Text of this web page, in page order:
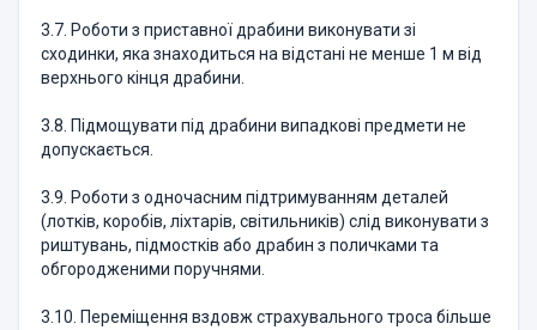
3.7. Роботи з приставної драбини виконувати зі
сходинки, яка знаходиться на відстані не менше 1 м від
верхнього кінця драбини.
3.8. Підмощувати під драбини випадкові предмети не
допускається.
3.9. Роботи з одночасним підтримуванням деталей
(лотків, коробів, ліхтарів, світильників) слід виконувати з
риштувань, підмостків або драбин з поличками та
обгородженими поручнями.
3.10. Переміщення вздовж страхувального троса більше